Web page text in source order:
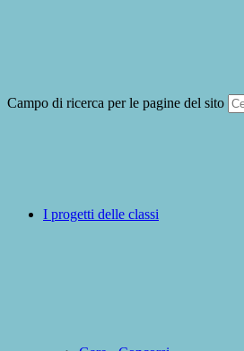
Campo di ricerca per le pagine del sito
I progetti delle classi